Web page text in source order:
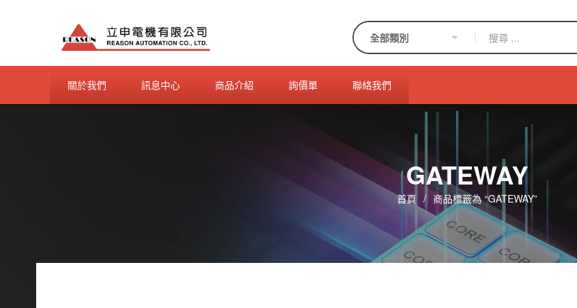
關於我們 訊息中心 商品介紹 詢價單 聯絡我們
GATEWAY
首頁 / 商品標籤為 “GATEWAY”